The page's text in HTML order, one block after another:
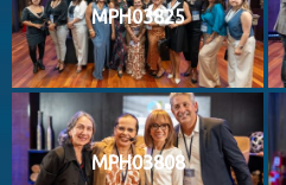
MPH03825
MPH03808